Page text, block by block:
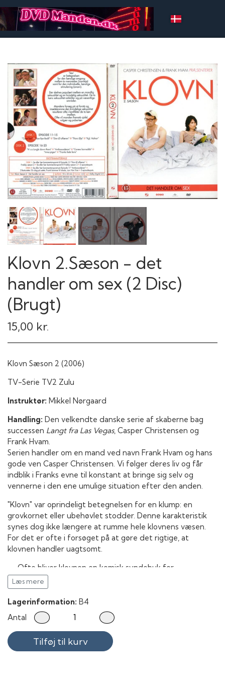
Klovn 2.Sæson - det
handler om sex (2 Disc)
(Brugt)
15,00 kr.
Klovn Sæson 2 (2006)
TV-Serie TV2 Zulu
Instruktør: Mikkel Nørgaard
Handling: Den velkendte danske serie af skaberne bag
successen Langt fra Las Vegas, Casper Christensen og
Frank Hvam.
Serien handler om en mand ved navn Frank Hvam og hans
gode ven Casper Christensen. Vi følger deres liv og får
indblik i Franks evne til konstant at bringe sig selv og
vennerne i den ene umulige situation efter den anden.
"Klovn" var oprindeligt betegnelsen for en klump: en
grovkornet eller ubehøvlet stodder. Denne karakteristik
synes dog ikke længere at rumme hele klovnens væsen.
For det er ofte i forsøget på at gøre det rigtige, at
klovnen handler uagtsomt.
Ofte bliver klovnen en komisk syndebuk for
omgivelserne, som enten bevidst eller ubevidst fører
klovnen ud i situationer, hvor klovnen lider nederlag.
Klovnens fejltagelser og fiaskoer vækker som oftest hån
og latter, men også en vis overbærenhed fra omgivelserne.
"Sex" er betegnelsen for den kønslige omgang mellem to
mennesker (samleje) samt for den individuelle, kønslige
Læs mere
Lagerinformation: B4
Antal
Tilføj til kurv